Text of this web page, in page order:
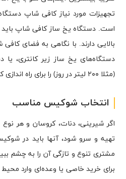
تجهیزات مورد نیاز کافی شاپ
است. دستگاه یخ ساز کافی شاپ باید
بالایی دارند. با نگاهی به فضای
دستگاه‌های یخ ساز زیر کانتری، یا
(مثلا ۲۰۰ لیتر در روز) را برای راه اندازی کافی شاپ در نظر گرفت.
انتخاب شوکیس مناسب
اگر شیرینی، دنات، کروسان و هر
تهیه و سرو شود، آنها باید در
مشتری تنوع و تازگی آن را به چشم
برای خرید خاصی یا وعده‌ای وارد